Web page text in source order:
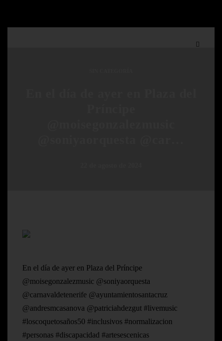
En el día de ayer en Plaza del Príncipe
@moisegonzalezmusic @soniyaorquesta
@carnavaldetenerife @ayuntamientosantacruz
@andresmcasanova @patriciahdezgut #livemusic
#loscoquetosaños50 #inclusivos #normalizacion
#personas #discapacidad #artesescenicas